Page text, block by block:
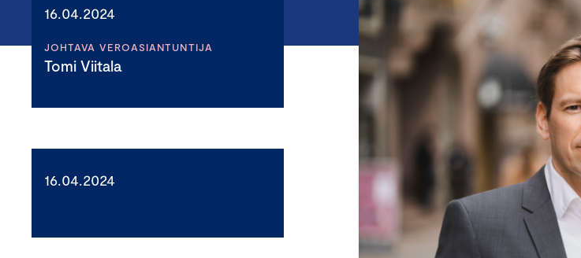
16.04.2024
JOHTAVA VEROASIANTUNTIJA
Tomi Viitala
16.04.2024